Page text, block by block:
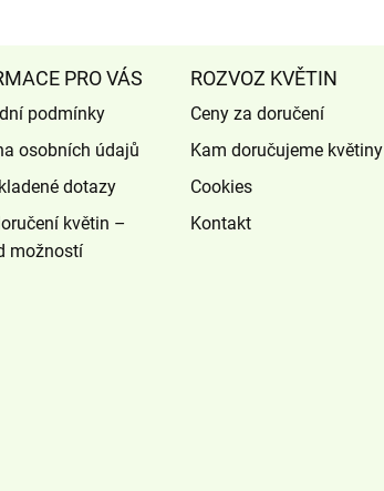
PRO VÁS
podmínky
osobních údajů
dotazy
květin –
možností
ROZVOZ KVĚTIN
Ceny za doručení
Kam doručujeme květiny
Cookies
Kontakt